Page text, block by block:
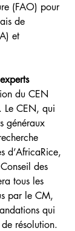
(FAO) pour
de
et
du CEN
Le CEN, qui
généraux
d’AfricaRice,
des
tous les
par le CM,
qui
résolution.